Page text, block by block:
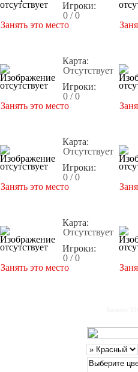
Игроки:
0 / 0
Занять это место
Карта:
Отсутствует
Игроки:
0 / 0
Занять это место
Карта:
Отсутствует
Игроки:
0 / 0
Занять это место
Карта:
Отсутствует
Игроки:
0 / 0
Занять это место